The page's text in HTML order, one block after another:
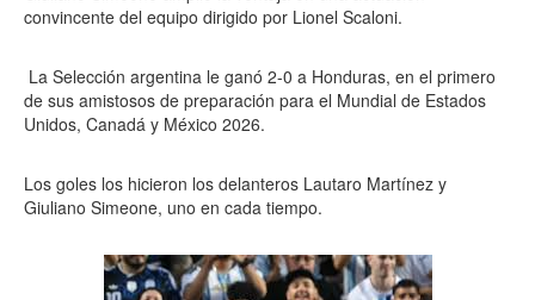
convincente del equipo dirigido por Lionel Scaloni.
La Selección argentina le ganó 2-0 a Honduras, en el primero
de sus amistosos de preparación para el Mundial de Estados
Unidos, Canadá y México 2026.
Los goles los hicieron los delanteros Lautaro Martínez y
Giuliano Simeone, uno en cada tiempo.